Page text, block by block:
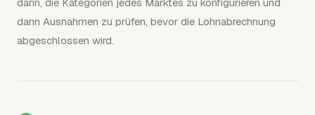
dann Ausnahmen zu prüfen, bevor die Lohnabrechnung
abgeschlossen wird.